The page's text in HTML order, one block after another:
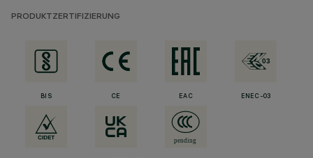
PRODUKTZERTIFIZIERUNG
BIS CE EAC ENEC-03